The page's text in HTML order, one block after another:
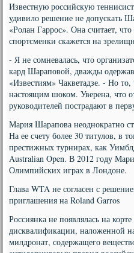
Известную российскую
удивило решение не допускать
«Ролан Гаррос». Она считает,
спортсменки скажется на
- Я не сомневалась, что
кард Шараповой, дважды
«Известиям» Чакветадзе. - Но
настоящим шоком. Уверена, что
руководителей пострадают в
Мария Шарапова неоднократно
На ее счету более 30 титулов, в
престижных турнирах, как
Australian Open. В 2012 году
Олимпийских играх в Лондоне.
Глава WTA не согласен с
приглашения на Roland Garros
Россиянка не появлялась на
дисквалификации, наложенной
милдронат, содержащего